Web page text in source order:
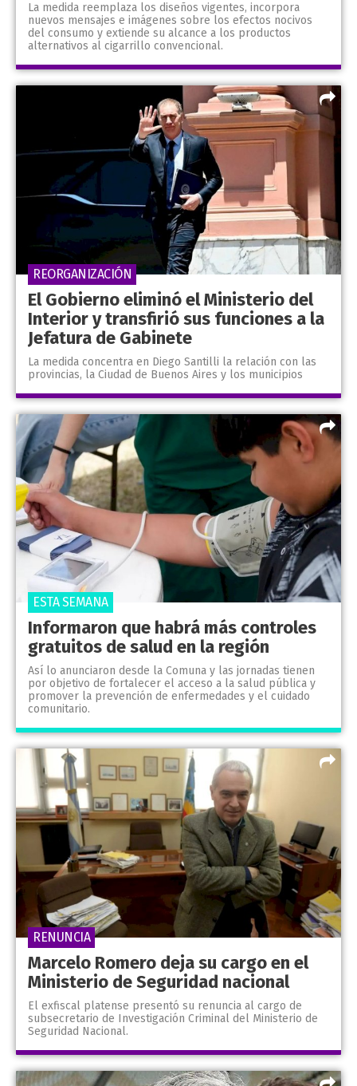
La medida reemplaza los diseños vigentes, incorpora
nuevos mensajes e imágenes sobre los efectos nocivos
del consumo y extiende su alcance a los productos
alternativos al cigarrillo convencional.
El Gobierno eliminó el Ministerio del
Interior y transfirió sus funciones a la
Jefatura de Gabinete
La medida concentra en Diego Santilli la relación con las
provincias, la Ciudad de Buenos Aires y los municipios
REORGANIZACIÓN
Informaron que habrá más controles
gratuitos de salud en la región
Así lo anunciaron desde la Comuna y las jornadas tienen
por objetivo de fortalecer el acceso a la salud pública y
promover la prevención de enfermedades y el cuidado
comunitario.
ESTA SEMANA
Marcelo Romero deja su cargo en el
Ministerio de Seguridad nacional
El exfiscal platense presentó su renuncia al cargo de
subsecretario de Investigación Criminal del Ministerio de
Seguridad Nacional.
RENUNCIA